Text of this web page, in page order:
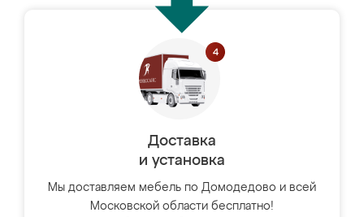
Доставка
и установка
Мы доставляем мебель по Домодедово и всей
Московской области бесплатно!